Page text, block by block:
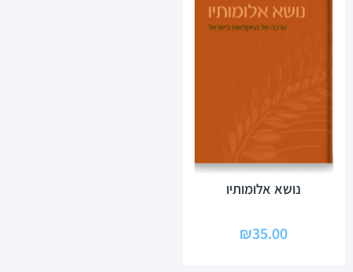
נושא אלומותיו
₪35.00